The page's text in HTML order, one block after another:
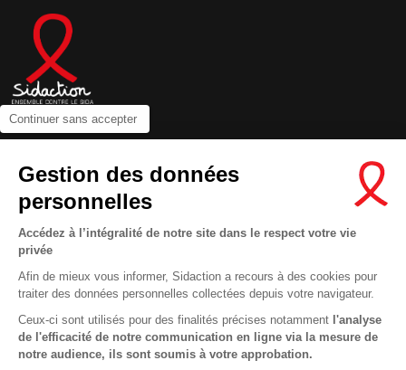
Continuer sans accepter
Gestion des données
personnelles
Accédez à l’intégralité de notre site dans le respect votre vie
privée
Afin de mieux vous informer, Sidaction a recours à des cookies pour
traiter des données personnelles collectées depuis votre navigateur.
Ceux-ci sont utilisés pour des finalités précises notamment l'analyse
de l'efficacité de notre communication en ligne via la mesure de
notre audience, ils sont soumis à votre approbation.
Newsletter
Nous suivre sur les réseaux :
MENTIONS LÉGALES
CONDITIONS D’UTILISATION ET PROTECTION DES DONNÉES
COOKIES